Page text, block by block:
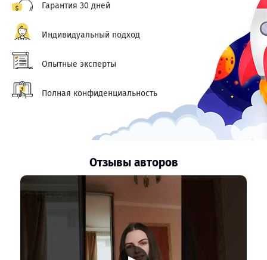
Гарантия 30 дней
Индивидуальный подход
Опытные эксперты
Полная конфиденциальность
Отзывы авторов